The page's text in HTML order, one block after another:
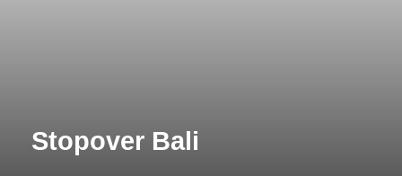
Stopover Bali